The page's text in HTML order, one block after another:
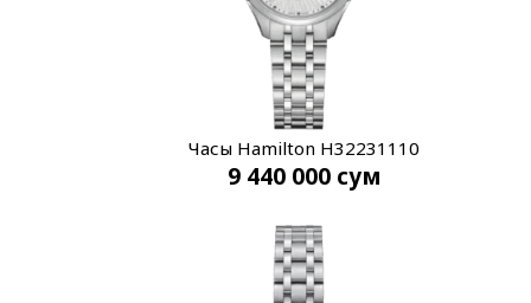
Часы Hamilton H32231110
9 440 000 сум